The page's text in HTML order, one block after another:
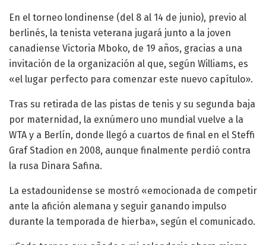
En el torneo londinense (del 8 al 14 de junio), previo al
berlinés, la tenista veterana jugará junto a la joven
canadiense Victoria Mboko, de 19 años, gracias a una
invitación de la organización al que, según Williams, es
«el lugar perfecto para comenzar este nuevo capítulo».
Tras su retirada de las pistas de tenis y su segunda baja
por maternidad, la exnúmero uno mundial vuelve a la
WTA y a Berlín, donde llegó a cuartos de final en el Steffi
Graf Stadion en 2008, aunque finalmente perdió contra
la rusa Dinara Safina.
La estadounidense se mostró «emocionada de competir
ante la afición alemana y seguir ganando impulso
durante la temporada de hierba», según el comunicado.